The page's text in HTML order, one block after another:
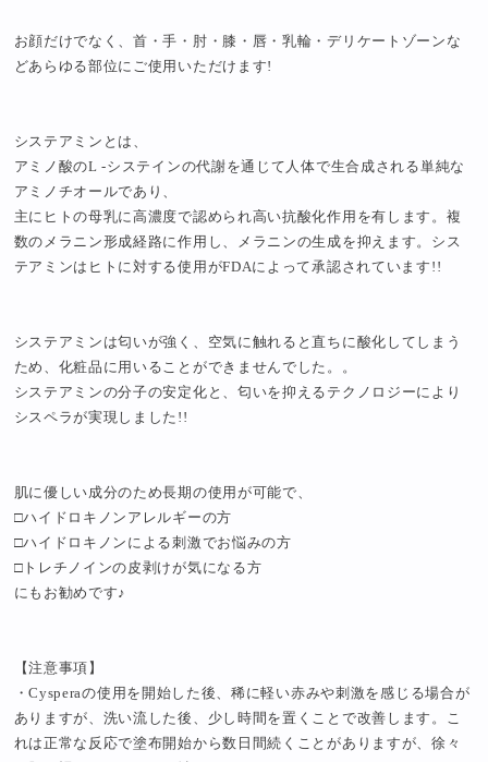
お顔だけでなく、首・手・肘・膝・唇・乳輪・デリケートゾーンな
どあらゆる部位にご使用いただけます!
システアミンとは、
アミノ酸のL -システインの代謝を通じて人体で生合成される単純な
アミノチオールであり、
主にヒトの母乳に高濃度で認められ高い抗酸化作用を有します。複
数のメラニン形成経路に作用し、メラニンの生成を抑えます。シス
テアミンはヒトに対する使用がFDAによって承認されています!!
システアミンは匂いが強く、空気に触れると直ちに酸化してしまう
ため、化粧品に用いることができませんでした。。
システアミンの分子の安定化と、匂いを抑えるテクノロジーにより
シスペラが実現しました!!
肌に優しい成分のため長期の使用が可能で、
□ハイドロキノンアレルギーの方
□ハイドロキノンによる刺激でお悩みの方
□トレチノインの皮剥けが気になる方
にもお勧めです♪
【注意事項】
・Cysperaの使用を開始した後、稀に軽い赤みや刺激を感じる場合が
ありますが、洗い流した後、少し時間を置くことで改善します。こ
れは正常な反応で塗布開始から数日間続くことがありますが、徐々